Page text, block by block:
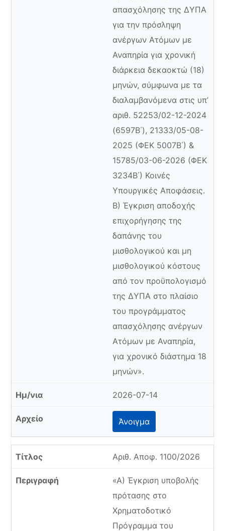
απασχόλησης της ΔΥΠΑ
για την πρόσληψη
ανέργων Ατόμων με
Αναπηρία για χρονική
διάρκεια δεκαοκτώ (18)
μηνών, σύμφωνα με τα
διαλαμβανόμενα στις υπ’
αριθ. 52253/02-12-2024
(6597Β΄), 21333/05-08-
2025 (ΦΕΚ 5007Β΄) &
15785/03-06-2026 (ΦΕΚ
3234Β΄) Κοινές
Υπουργικές Αποφάσεις.
Β) Έγκριση αποδοχής
επιχορήγησης της
δαπάνης του
μισθολογικού και μη
μισθολογικού κόστους
από τον προϋπολογισμό
της ΔΥΠΑ στο πλαίσιο
του προγράμματος
απασχόλησης ανέργων
Ατόμων με Αναπηρία,
για χρονικό διάστημα 18
μηνών».
2026-07-14
Άνοιγμα
Αριθ. Αποφ. 1100/2026
«Α) Έγκριση υποβολής
πρότασης στο
Χρηματοδοτικό
Πρόγραμμα του